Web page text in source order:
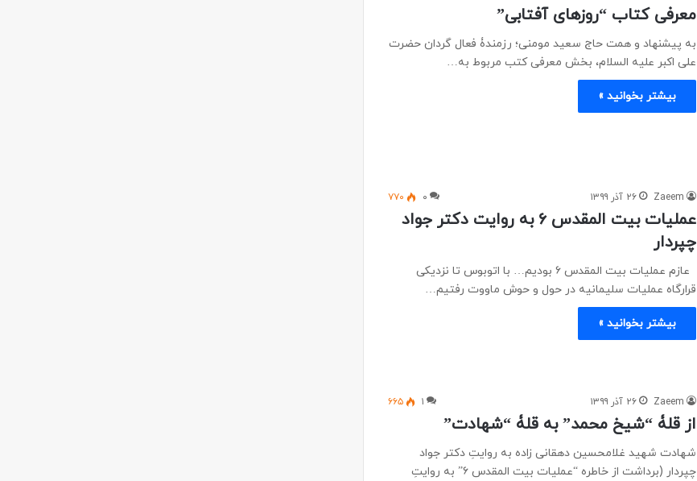
معرفی کتاب “روزهای آفتابی”
به پیشنهاد و همت حاج سعید مومنی؛ رزمندۀ فعال گردان حضرت
علی اکبر علیه السلام، بخش معرفی کتب مربوط به…
بیشتر بخوانید »
Zaeem ۲۶ آذر ۱۳۹۹ ۰ ۷۷۰
عملیات بیت المقدس ۶ به روایت دکتر جواد
چپردار
عازم عملیات بیت المقدس ۶ بودیم… با اتوبوس تا نزدیکی
قرارگاه عملیات سلیمانیه در حول و حوش ماووت رفتیم…
بیشتر بخوانید »
Zaeem ۲۶ آذر ۱۳۹۹ ۱ ۶۶۵
از قلۀ “شیخ محمد” به قلۀ “شهادت”
شهادت شهید غلامحسین دهقانی زاده به روایتِ دکتر جواد
چپردار (برداشت از خاطره “عملیات بیت المقدس ۶” به روایتِ